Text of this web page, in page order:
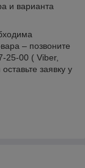
и варианта
– позвоните
25-00 ( Viber,
заявку у